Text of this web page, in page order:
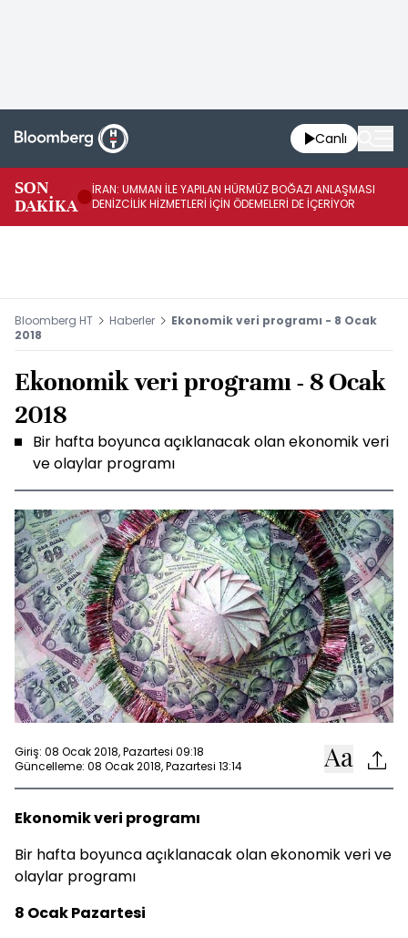
Canlı
SON
DAKİKA
İRAN: UMMAN İLE YAPILAN HÜRMÜZ BOĞAZI ANLAŞMASI
DENİZCİLİK HİZMETLERİ İÇİN ÖDEMELERİ DE İÇERİYOR
Bloomberg HT Haberler
Ekonomik veri programı - 8 Ocak
2018
Ekonomik veri programı - 8 Ocak
2018
Bir hafta boyunca açıklanacak olan ekonomik veri
ve olaylar programı
Giriş: 08 Ocak 2018, Pazartesi 09:18
Güncelleme: 08 Ocak 2018, Pazartesi 13:14
Ekonomik veri programı
Bir hafta boyunca açıklanacak olan ekonomik veri ve
olaylar programı
8 Ocak Pazartesi